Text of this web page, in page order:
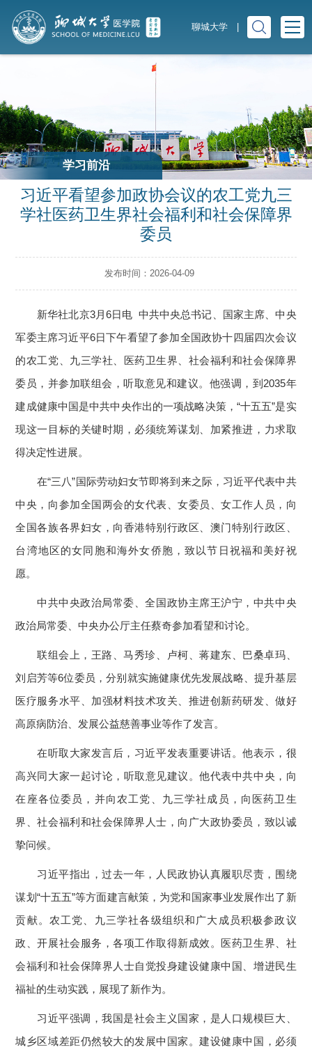
聊城大学
学习前沿
习近平看望参加政协会议的农工党九三
学社医药卫生界社会福利和社会保障界
委员
发布时间：2026-04-09
新华社北京3月6日电 中共中央总书记、国家主席、中央
军委主席习近平6日下午看望了参加全国政协十四届四次会议
的农工党、九三学社、医药卫生界、社会福利和社会保障界
委员，并参加联组会，听取意见和建议。他强调，到2035年
建成健康中国是中共中央作出的一项战略决策，“十五五”是实
现这一目标的关键时期，必须统筹谋划、加紧推进，力求取
得决定性进展。
在“三八”国际劳动妇女节即将到来之际，习近平代表中共
中央，向参加全国两会的女代表、女委员、女工作人员，向
全国各族各界妇女，向香港特别行政区、澳门特别行政区、
台湾地区的女同胞和海外女侨胞，致以节日祝福和美好祝
愿。
中共中央政治局常委、全国政协主席王沪宁，中共中央
政治局常委、中央办公厅主任蔡奇参加看望和讨论。
联组会上，王路、马秀珍、卢柯、蒋建东、巴桑卓玛、
刘启芳等6位委员，分别就实施健康优先发展战略、提升基层
医疗服务水平、加强材料技术攻关、推进创新药研发、做好
高原病防治、发展公益慈善事业等作了发言。
在听取大家发言后，习近平发表重要讲话。他表示，很
高兴同大家一起讨论，听取意见建议。他代表中共中央，向
在座各位委员，并向农工党、九三学社成员，向医药卫生
界、社会福利和社会保障界人士，向广大政协委员，致以诚
挚问候。
习近平指出，过去一年，人民政协认真履职尽责，围绕
谋划“十五五”等方面建言献策，为党和国家事业发展作出了新
贡献。农工党、九三学社各级组织和广大成员积极参政议
政、开展社会服务，各项工作取得新成效。医药卫生界、社
会福利和社会保障界人士自觉投身建设健康中国、增进民生
福祉的生动实践，展现了新作为。
习近平强调，我国是社会主义国家，是人口规模巨大、
城乡区域差距仍然较大的发展中国家。建设健康中国，必须